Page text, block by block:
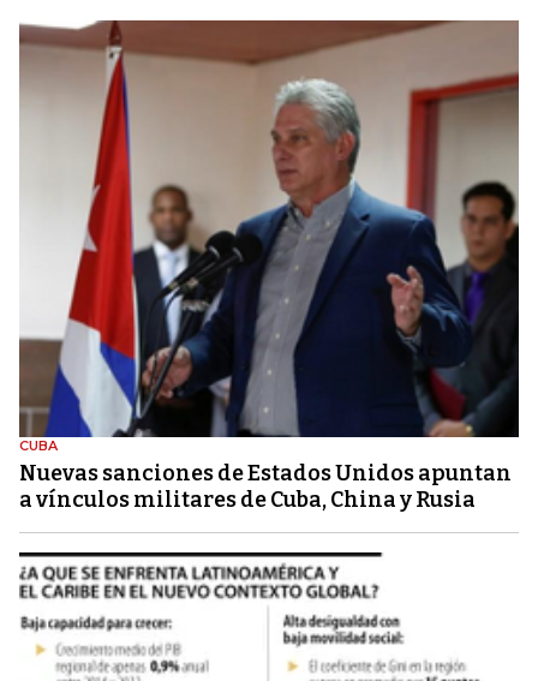
CUBA
Nuevas sanciones de Estados Unidos apuntan
a vínculos militares de Cuba, China y Rusia